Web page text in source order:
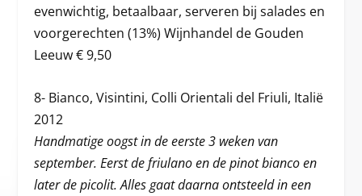
evenwichtig, betaalbaar, serveren bij salades en
voorgerechten (13%) Wijnhandel de Gouden
Leeuw € 9,50
8- Bianco, Visintini, Colli Orientali del Friuli, Italië
2012
Handmatige oogst in de eerste 3 weken van
september. Eerst de friulano en de pinot bianco en
later de picolit. Alles gaat daarna ontsteeld in een